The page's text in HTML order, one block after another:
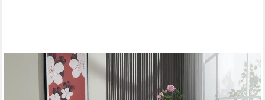
Barhocker Barhocker 2er-Set, 360° drehbar Barstuhl mit Lehne,
Stahlgestell (Höhenverstellbare Küchenstühle mit Fußstütze, 2